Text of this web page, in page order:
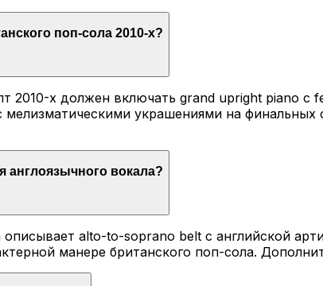
поп-сола 2010-х?
2010-х должен включать grand upright piano с
мелизматическими украшениями на
англоязычного вокала?
alto-to-soprano belt с английской
манере британского поп-сола.